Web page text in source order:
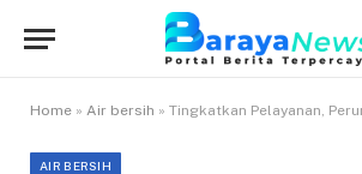
Home » Air bersih » Tingkatkan Pelayanan, Perumda Tirta Pakuan
AIR BERSIH